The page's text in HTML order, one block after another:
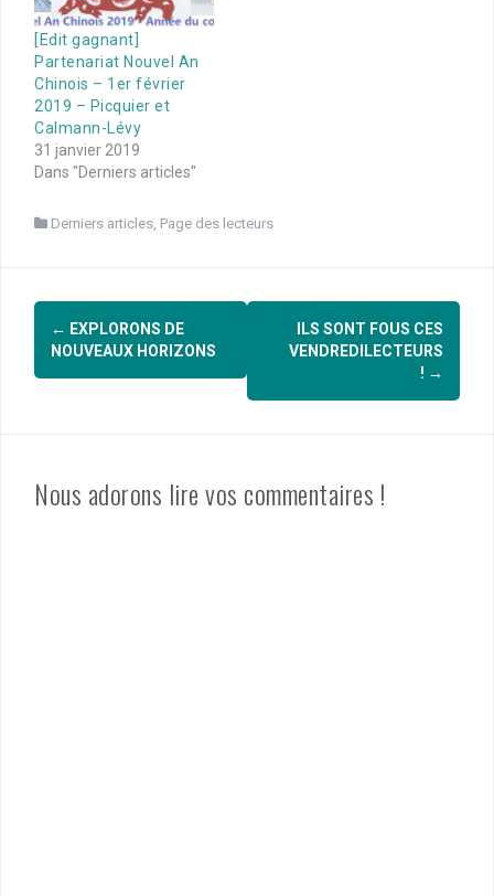
[Edit gagnant]
Partenariat Nouvel An
Chinois – 1er février
2019 – Picquier et
Calmann-Lévy
31 janvier 2019
Dans "Derniers articles"
Derniers articles Page des lecteurs
Navigation
d'article
← EXPLORONS DE
NOUVEAUX HORIZONS
ILS SONT FOUS CES
VENDREDILECTEURS
! →
Nous adorons lire vos commentaires !